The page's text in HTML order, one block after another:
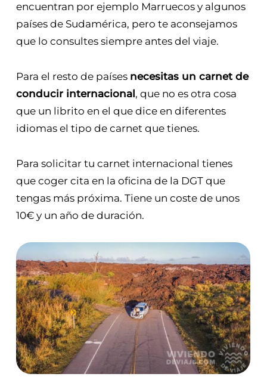
encuentran por ejemplo Marruecos y algunos
países de Sudamérica, pero te aconsejamos
que lo consultes siempre antes del viaje.
Para el resto de países necesitas un carnet de
conducir internacional , que no es otra cosa
que un librito en el que dice en diferentes
idiomas el tipo de carnet que tienes.
Para solicitar tu carnet internacional tienes
que coger cita en la oficina de la DGT que
tengas más próxima. Tiene un coste de unos
10€ y un año de duración.